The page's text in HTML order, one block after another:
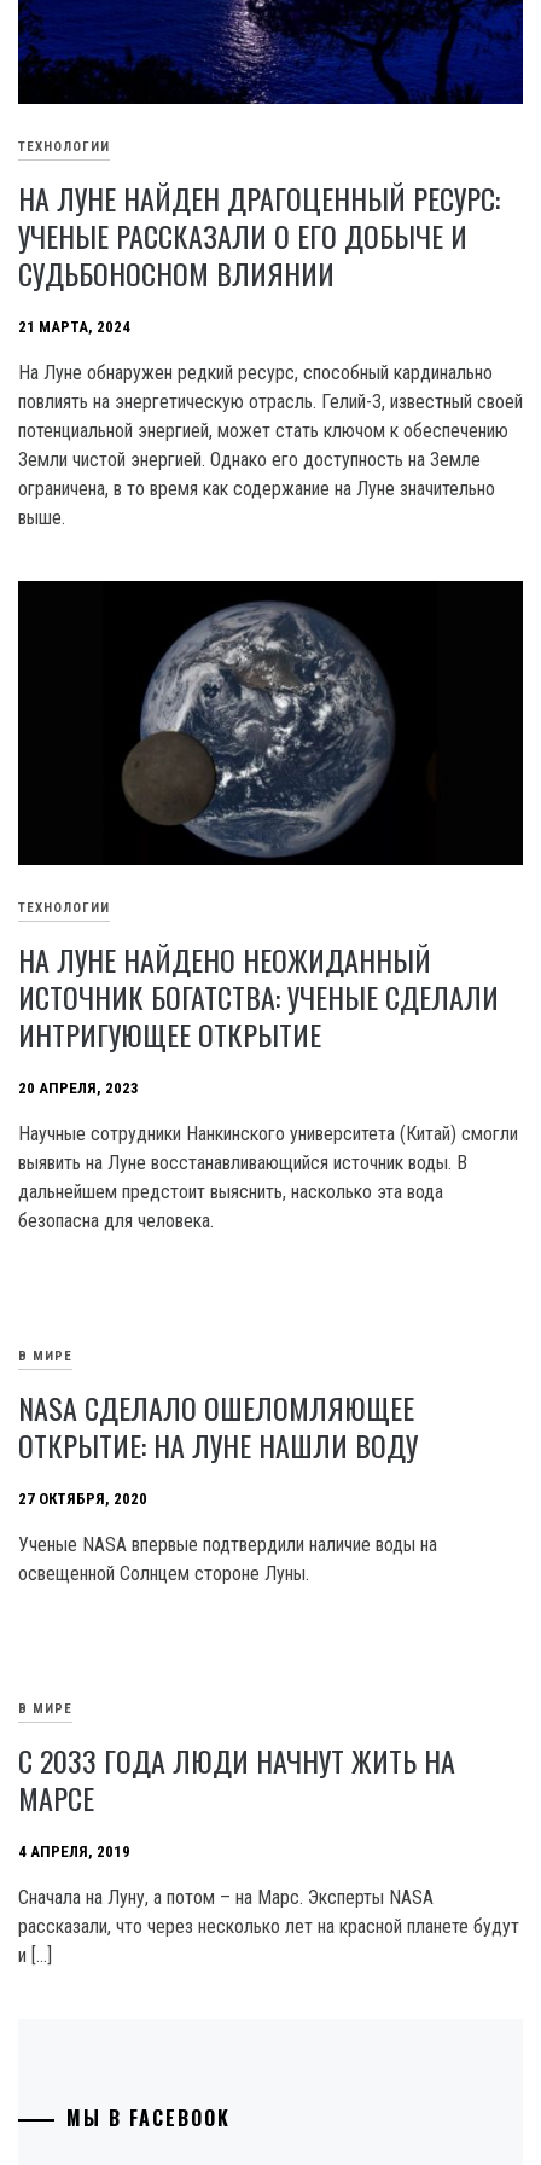
ТЕХНОЛОГИИ
НА ЛУНЕ НАЙДЕН ДРАГОЦЕННЫЙ РЕСУРС:
УЧЕНЫЕ РАССКАЗАЛИ О ЕГО ДОБЫЧЕ И
СУДЬБОНОСНОМ ВЛИЯНИИ
21 МАРТА, 2024
На Луне обнаружен редкий ресурс, способный кардинально
повлиять на энергетическую отрасль. Гелий-3, известный своей
потенциальной энергией, может стать ключом к обеспечению
Земли чистой энергией. Однако его доступность на Земле
ограничена, в то время как содержание на Луне значительно
выше.
ТЕХНОЛОГИИ
НА ЛУНЕ НАЙДЕНО НЕОЖИДАННЫЙ
ИСТОЧНИК БОГАТСТВА: УЧЕНЫЕ СДЕЛАЛИ
ИНТРИГУЮЩЕЕ ОТКРЫТИЕ
20 АПРЕЛЯ, 2023
Научные сотрудники Нанкинского университета (Китай) смогли
выявить на Луне восстанавливающийся источник воды. В
дальнейшем предстоит выяснить, насколько эта вода
безопасна для человека.
В МИРЕ
NASA СДЕЛАЛО ОШЕЛОМЛЯЮЩЕЕ
ОТКРЫТИЕ: НА ЛУНЕ НАШЛИ ВОДУ
27 ОКТЯБРЯ, 2020
Ученые NASA впервые подтвердили наличие воды на
освещенной Солнцем стороне Луны.
В МИРЕ
С 2033 ГОДА ЛЮДИ НАЧНУТ ЖИТЬ НА
МАРСЕ
4 АПРЕЛЯ, 2019
Сначала на Луну, а потом – на Марс. Эксперты NASA
рассказали, что через несколько лет на красной планете будут
и […]
МЫ В FACEBOOK